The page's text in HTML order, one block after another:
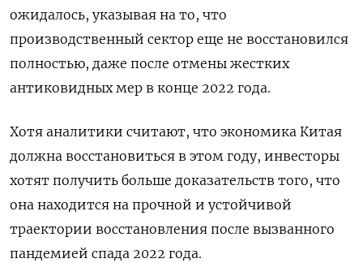
ожидалось, указывая на то, что
производственный сектор еще не восстановился
полностью, даже после отмены жестких
антиковидных мер в конце 2022 года.
Хотя аналитики считают, что экономика Китая
должна восстановиться в этом году, инвесторы
хотят получить больше доказательств того, что
она находится на прочной и устойчивой
траектории восстановления после вызванного
пандемией спада 2022 года.